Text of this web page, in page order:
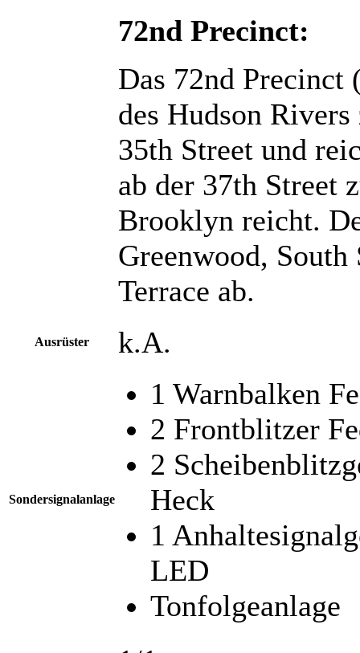
72nd Precinct:
Das 72nd Precinct
des Hudson
35th Street und
ab der 37th Street
Brooklyn reicht.
Greenwood,
Terrace ab.
Ausrüster k.A.
Sondersignalanlage
1 Warnbalken
2 Frontblitzer
2
Heck
1
LED
Tonfolgeanlage